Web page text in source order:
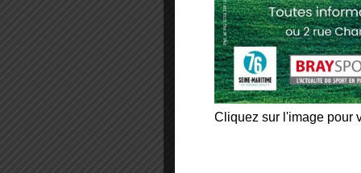
Cliquez sur l'image pour